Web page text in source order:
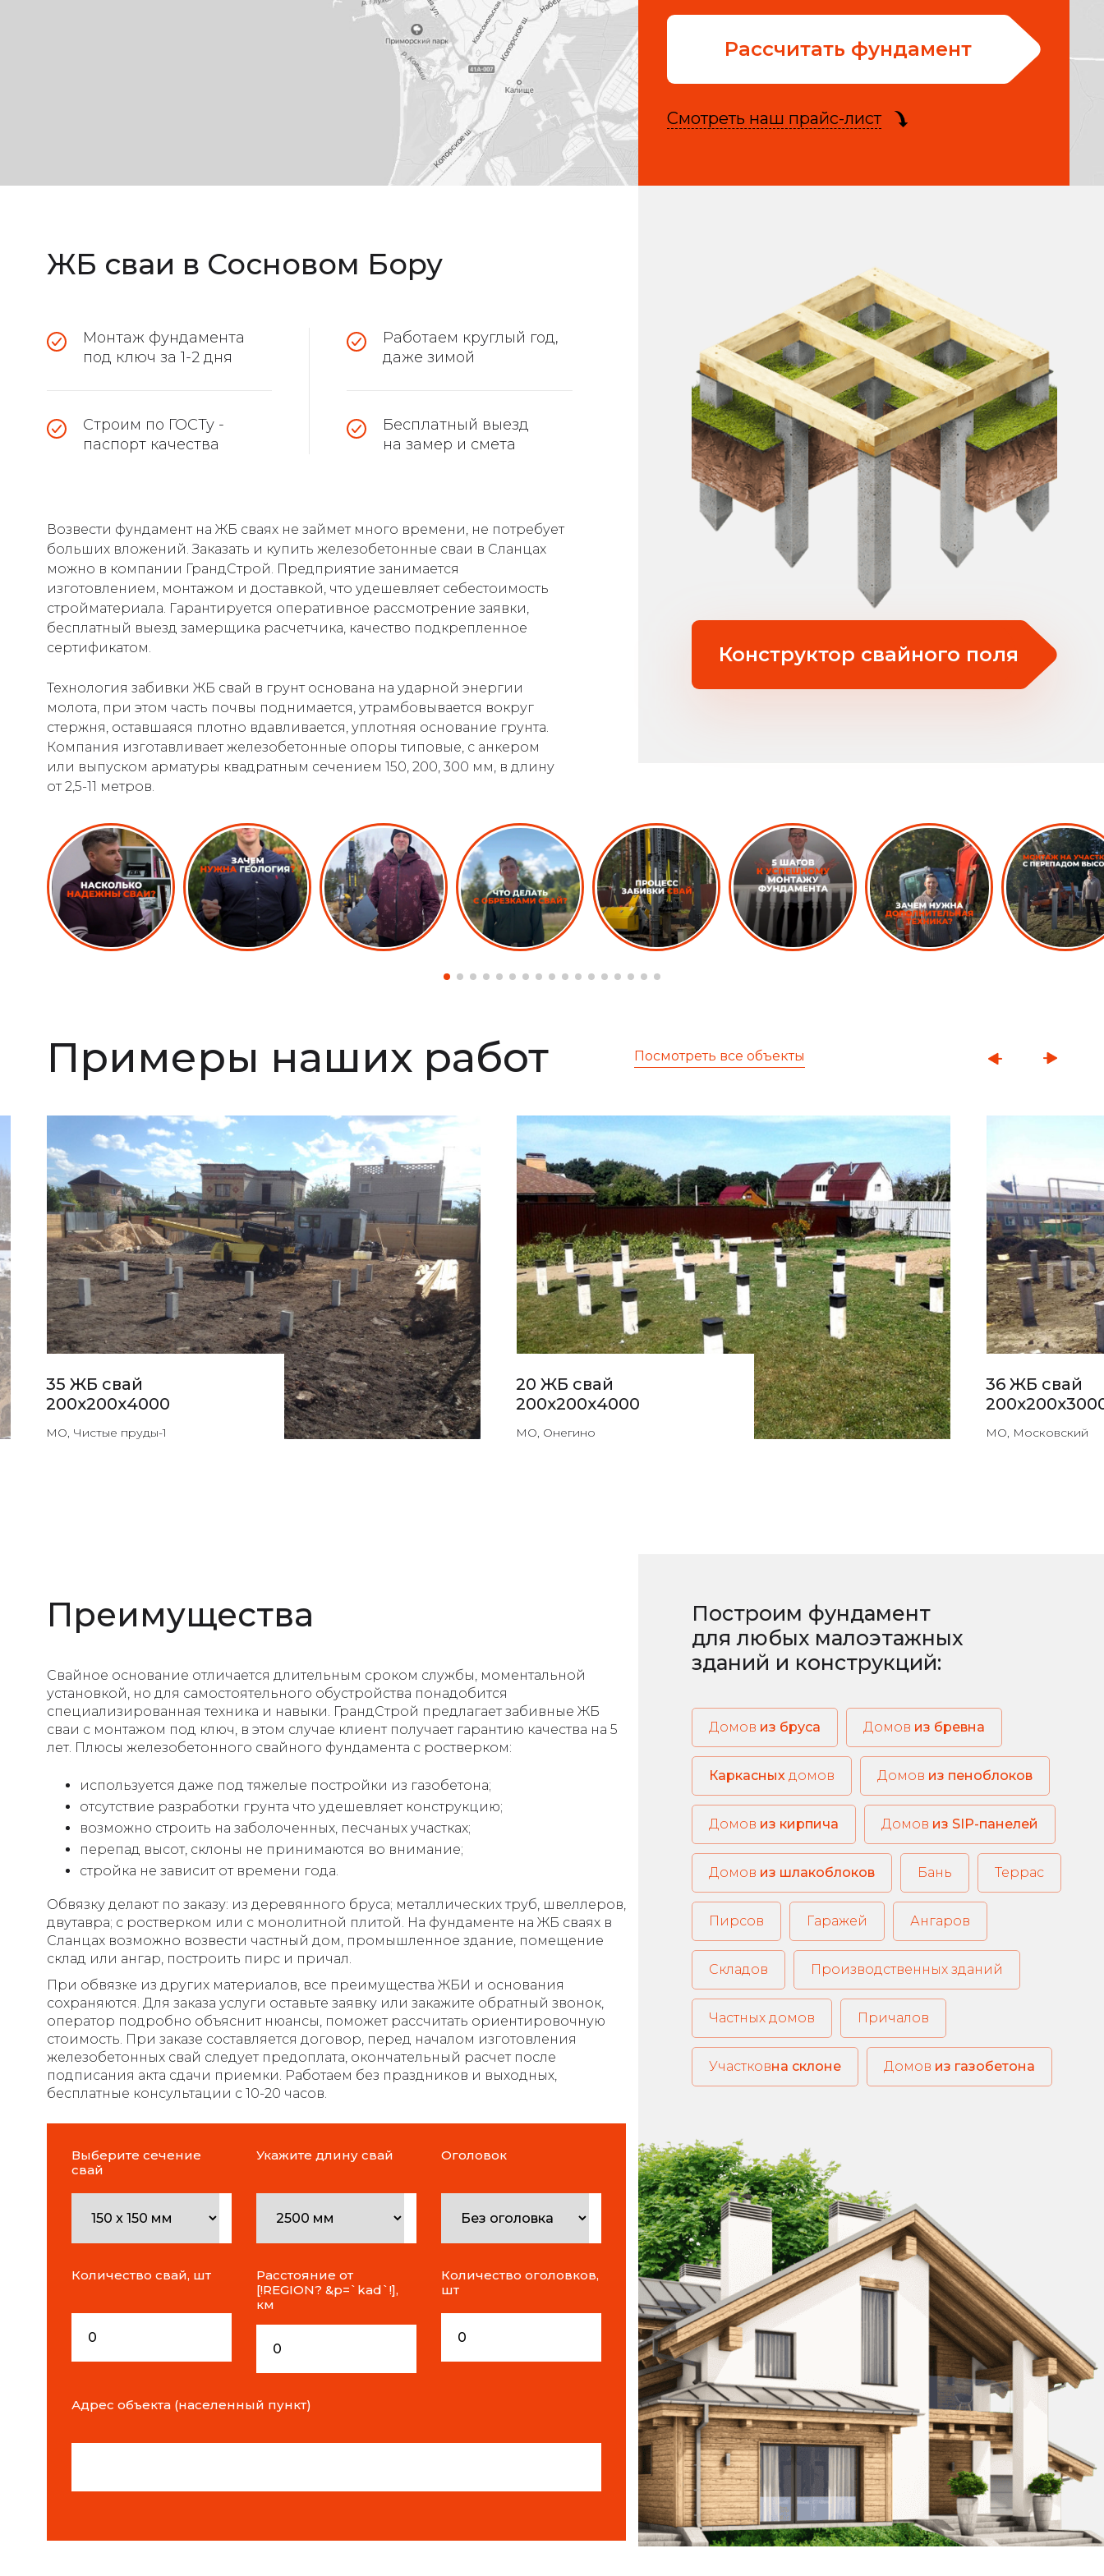
Рассчитать фундамент
Смотреть наш прайс-лист
ЖБ сваи в Сосновом Бору
Монтаж фундамента
под ключ за 1-2 дня
Работаем круглый год,
даже зимой
Строим по ГОСТу -
паспорт качества
Бесплатный выезд
на замер и смета
Возвести фундамент на ЖБ сваях не займет много времени, не потребует
больших вложений. Заказать и купить железобетонные сваи в Сланцах
можно в компании ГрандСтрой. Предприятие занимается
изготовлением, монтажом и доставкой, что удешевляет себестоимость
стройматериала. Гарантируется оперативное рассмотрение заявки,
бесплатный выезд замерщика расчетчика, качество подкрепленное
сертификатом.
Технология забивки ЖБ свай в грунт основана на ударной энергии
молота, при этом часть почвы поднимается, утрамбовывается вокруг
стержня, оставшаяся плотно вдавливается, уплотняя основание грунта.
Компания изготавливает железобетонные опоры типовые, с анкером
или выпуском арматуры квадратным сечением 150, 200, 300 мм, в длину
от 2,5-11 метров.
Конструктор свайного поля
Примеры наших работ Посмотреть все объекты
35 ЖБ свай
200х200х4000
МО, Чистые пруды-1
20 ЖБ свай
200х200х4000
МО, Онегино
36 ЖБ свай
МО, Московский
Преимущества
Свайное основание отличается длительным сроком службы, моментальной
установкой, но для самостоятельного обустройства понадобится
специализированная техника и навыки. ГрандСтрой предлагает забивные ЖБ
сваи с монтажом под ключ, в этом случае клиент получает гарантию качества на 5
лет. Плюсы железобетонного свайного фундамента с ростверком:
используется даже под тяжелые постройки из газобетона;
отсутствие разработки грунта что удешевляет конструкцию;
возможно строить на заболоченных, песчаных участках;
перепад высот, склоны не принимаются во внимание;
стройка не зависит от времени года.
Обвязку делают по заказу: из деревянного бруса; металлических труб, швеллеров,
двутавра; с ростверком или с монолитной плитой. На фундаменте на ЖБ сваях в
Сланцах возможно возвести частный дом, промышленное здание, помещение
склад или ангар, построить пирс и причал.
При обвязке из других материалов, все преимущества ЖБИ и основания
сохраняются. Для заказа услуги оставьте заявку или закажите обратный звонок,
оператор подробно объяснит нюансы, поможет рассчитать ориентировочную
стоимость. При заказе составляется договор, перед началом изготовления
железобетонных свай следует предоплата, окончательный расчет после
подписания акта сдачи приемки. Работаем без праздников и выходных,
бесплатные консультации с 10-20 часов.
Выберите сечение
свай
Укажите длину свай Оголовок
Количество свай, шт
Расстояние от
[!REGION? &p=`kad`!],
км
Количество оголовков,
шт
Адрес объекта (населенный пункт)
Построим фундамент
для любых малоэтажных
зданий и конструкций:
Домов из бруса из бревна
Каркасных домов из пеноблоков
из кирпича из SIP-панелей
из шлакоблоков Бань Террас
Пирсов Гаражей Ангаров
Складов Производственных зданий
Частных домов Причалов
Участковна склоне из газобетона